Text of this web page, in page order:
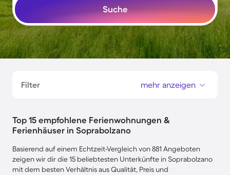
Suche
Filter mehr anzeigen
Top 15 empfohlene Ferienwohnungen &
Ferienhäuser in Soprabolzano
Basierend auf einem Echtzeit-Vergleich von 881 Angeboten
zeigen wir dir die 15 beliebtesten Unterkünfte in Soprabolzano
mit dem besten Verhältnis aus Qualität, Preis und